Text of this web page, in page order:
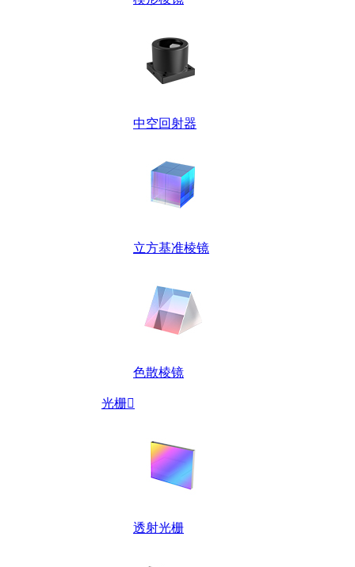
中空回射器
立方基准棱镜
色散棱镜
光栅
透射光栅